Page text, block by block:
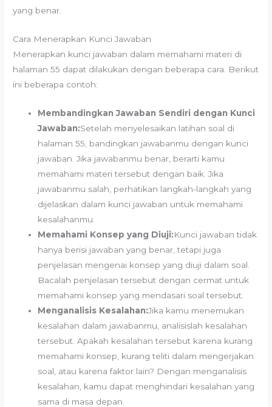
yang benar.
Cara Menerapkan Kunci Jawaban
Menerapkan kunci jawaban dalam memahami materi di
halaman 55 dapat dilakukan dengan beberapa cara. Berikut
ini beberapa contoh:
Membandingkan Jawaban Sendiri dengan Kunci
Jawaban:Setelah menyelesaikan latihan soal di
halaman 55, bandingkan jawabanmu dengan kunci
jawaban. Jika jawabanmu benar, berarti kamu
memahami materi tersebut dengan baik. Jika
jawabanmu salah, perhatikan langkah-langkah yang
dijelaskan dalam kunci jawaban untuk memahami
kesalahanmu.
Memahami Konsep yang Diuji:Kunci jawaban tidak
hanya berisi jawaban yang benar, tetapi juga
penjelasan mengenai konsep yang diuji dalam soal.
Bacalah penjelasan tersebut dengan cermat untuk
memahami konsep yang mendasari soal tersebut.
Menganalisis Kesalahan:Jika kamu menemukan
kesalahan dalam jawabanmu, analisislah kesalahan
tersebut. Apakah kesalahan tersebut karena kurang
memahami konsep, kurang teliti dalam mengerjakan
soal, atau karena faktor lain? Dengan menganalisis
kesalahan, kamu dapat menghindari kesalahan yang
sama di masa depan.